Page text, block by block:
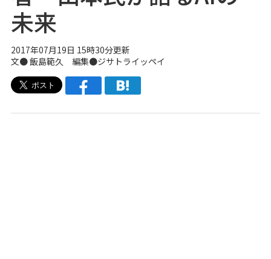
未来
2017年07月19日 15時30分更新
文● 飯島範久 編集●ジサトライッペイ